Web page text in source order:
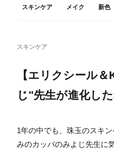
スキンケア メイク 新色
スキンケア
【エリクシール
じ"先生が進化し
1年の中でも、珠玉のスキ
みのカッパのみよじ先生に